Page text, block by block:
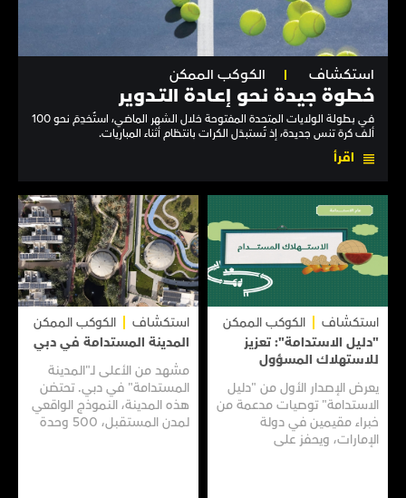
استكشاف الكوكب الممكن
خطوة جيدة نحو إعـادة التـدوير
في بطولة الولايات المتحدة المفتوحة خلال الشهر الماضي، استُخدِمَ نحو 100
ألف كرة تنس جديدة، إذ تُستبدَل الكرات بانتظام أثناء المباريات.
اقرأ
استكشاف
الكوكب الممكن
"دليل الاستدامة": تعزيز
للاستهلاك المسؤول
يعرض الإصدار الأول من "دليل
الاستدامة" توصيات مدعمة من
خبراء مقيمين في دولة
الإمارات، ويحفز على
استكشاف
الكوكب الممكن
المدينة المستدامة في دبي
مشهد من الأعلى لـ"المدينة
المستدامة" في دبي. تحتضن
هذه المدينة، النموذج الواقعي
لمدن المستقبل، 500 وحدة